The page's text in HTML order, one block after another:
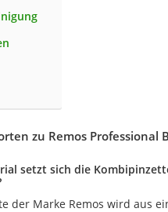
zu Remos Professional
setzt sich die
der Marke Remos wird aus